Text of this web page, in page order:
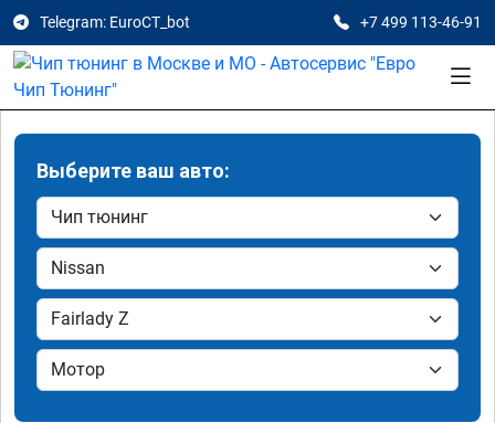
Telegram: EuroCT_bot +7 499 113-46-91
Выберите ваш авто: